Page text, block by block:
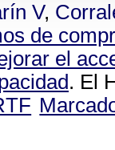
V,
de
el
. El